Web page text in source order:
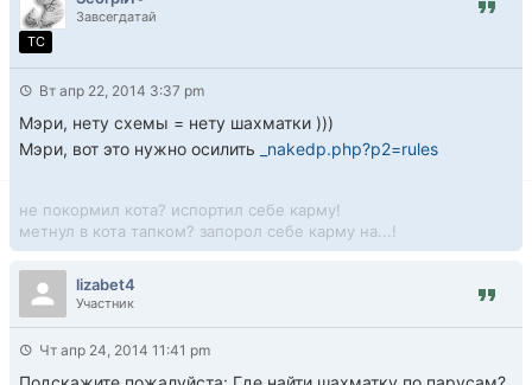
Завсегдатай
TC
Вт апр 22, 2014 3:37 pm
Мэри, нету схемы = нету шахматки )))
Мэри, вот это нужно осилить
_nakedp.php?p2=rules
не покормил кота? испортил себе карму!
метнул в кота тапком? запорол себе карму на...!
lizabet4
Участник
Чт апр 24, 2014 11:41 pm